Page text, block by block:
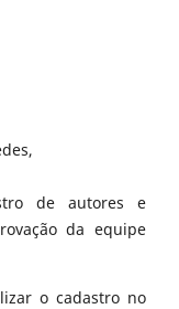
de autores e
da equipe
o cadastro no